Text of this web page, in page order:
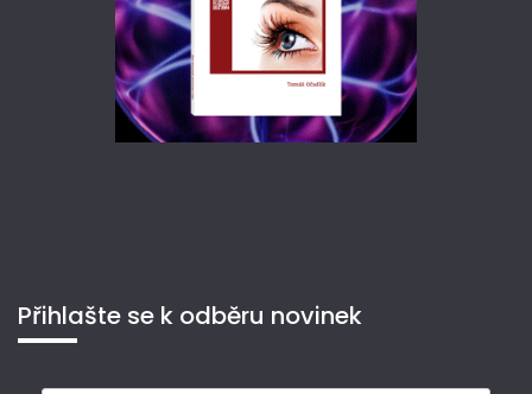
Přihlašte se k odběru novinek